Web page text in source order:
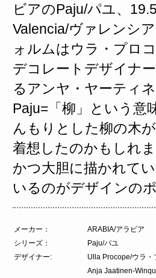
ビアのPaju/パユ、
Valencia/ヴァレンシ
ォルムはウラ・プロ
デコレートデザイナ
るアンヤ・ヤーティ
Paju=「柳」という意
んもりとした柳の木
着想したのかもしれ
かつ大胆に描かれて
いるのがデザインの
メーカー：
ARABIA/アラビア
シリーズ：
Paju/パユ
デザイナー:
Ulla Procope/ウラ・
Anja Jaatinen-